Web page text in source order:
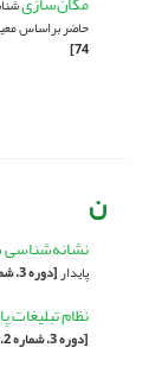
حاضر براساس
74]
ن
پایدار[دوره 3، شماره 2، 1394، صفحه 47-58]
نظام تبلیغات
[دوره 3، شماره 2، 1394، صفحه 47-58]